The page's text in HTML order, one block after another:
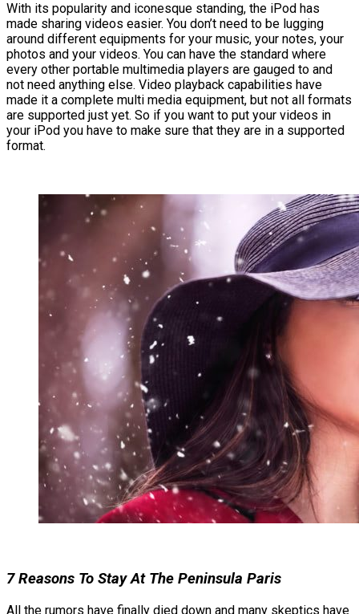
With its popularity and iconesque standing, the iPod has
made sharing videos easier. You don’t need to be lugging
around different equipments for your music, your notes, your
photos and your videos. You can have the standard where
every other portable multimedia players are gauged to and
not need anything else. Video playback capabilities have
made it a complete multi media equipment, but not all formats
are supported just yet. So if you want to put your videos in
your iPod you have to make sure that they are in a supported
format.
7 Reasons To Stay At The Peninsula Paris
All the rumors have finally died down and many skeptics have